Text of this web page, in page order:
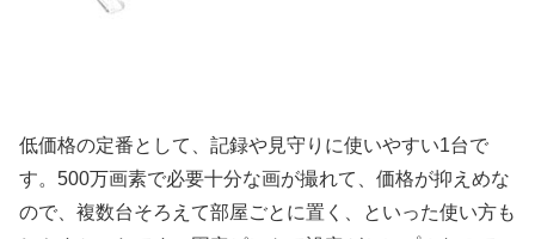
低価格の定番として、記録や見守りに使いやすい1台で
す。500万画素で必要十分な画が撮れて、価格が抑えめな
ので、複数台そろえて部屋ごとに置く、といった使い方も